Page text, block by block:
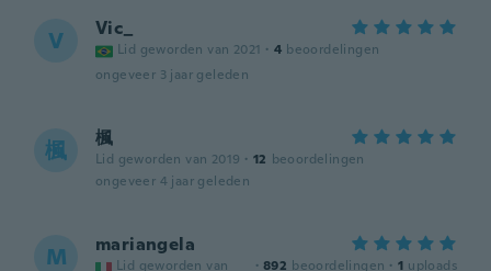
V Vic_
Lid geworden van 2021 · 4 beoordelingen
ongeveer 3 jaar geleden
楓 楓
Lid geworden van 2019 · 12 beoordelingen
ongeveer 4 jaar geleden
M mariangela
Lid geworden van
· 892 beoordelingen · 1 uploads